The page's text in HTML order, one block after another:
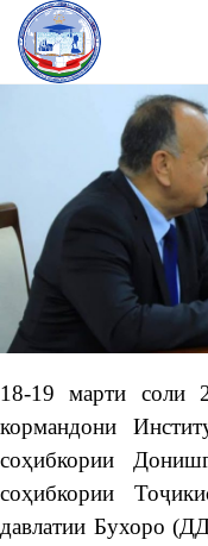
18-19 марти соли
кормандони
соҳибкории
соҳибкории
давлатии Бухоро